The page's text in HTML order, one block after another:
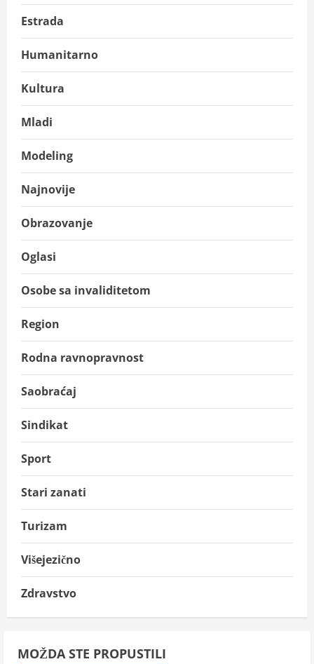
Estrada
Humanitarno
Kultura
Mladi
Modeling
Najnovije
Obrazovanje
Oglasi
Osobe sa invaliditetom
Region
Rodna ravnopravnost
Saobraćaj
Sindikat
Sport
Stari zanati
Turizam
Višejezično
Zdravstvo
MOŽDA STE PROPUSTILI